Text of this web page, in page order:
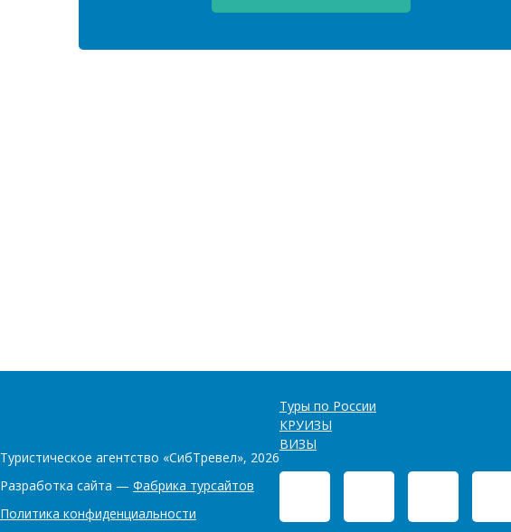
Туристическое агентство «СибТревел», 2026
Разработка сайта — Фабрика турсайтов
Политика конфиденциальности
Туры по России
КРУИЗЫ
ВИЗЫ